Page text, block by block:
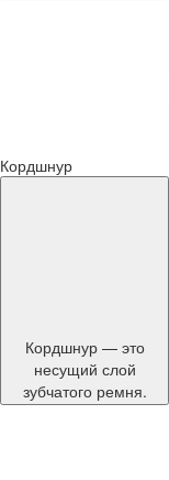
Кордшнур
Кордшнур — это
несущий слой
зубчатого ремня.